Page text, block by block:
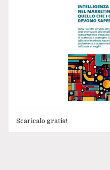
Scaricalo gratis!